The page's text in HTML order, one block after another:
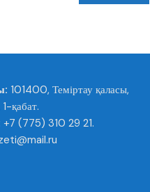
101400, Теміртау қаласы,
қабат.
+7 (775) 310 29 21.